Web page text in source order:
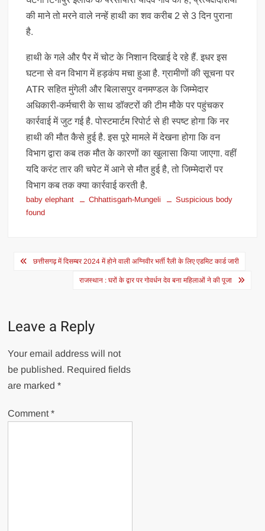
की माने तो मरने वाले नन्हें हाथी का शव करीब 2 से 3 दिन पुराना
है.
हाथी के गले और पैर में चोट के निशान दिखाई दे रहे हैं. इधर इस
घटना से वन विभाग में हड़कंप मचा हुआ है. ग्रामीणों की सूचना पर
ATR सहित मुंगेली और बिलासपुर वनमण्डल के जिम्मेदार
अधिकारी-कर्मचारी के साथ डॉक्टरों की टीम मौके पर पहुंचकर
कार्रवाई में जुट गई है. पोस्टमार्टम रिपोर्ट से ही स्पष्ट होगा कि नर
हाथी की मौत कैसे हुई है. इस पूरे मामले में देखना होगा कि वन
विभाग द्वारा कब तक मौत के कारणों का खुलासा किया जाएगा. वहीं
यदि करंट तार की चपेट में आने से मौत हुई है, तो जिम्मेदारों पर
विभाग कब तक क्या कार्रवाई करती है.
baby elephant Chhattisgarh-Mungeli
Suspicious body
found
Post
navigation
छत्तीसगढ़ में दिसम्बर 2024 में होने वाली अग्निवीर भर्ती रैली के लिए एडमिट कार्ड जारी
राजस्थान : घरों के द्वार पर गोवर्धन देव बना महिलाओं ने की पूजा
Leave a Reply
Your email address will not
be published. Required fields
are marked*
Comment*